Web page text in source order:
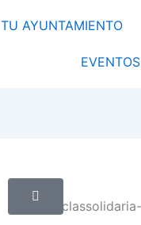
TU AYUNTAMIENTO
EVENTOS